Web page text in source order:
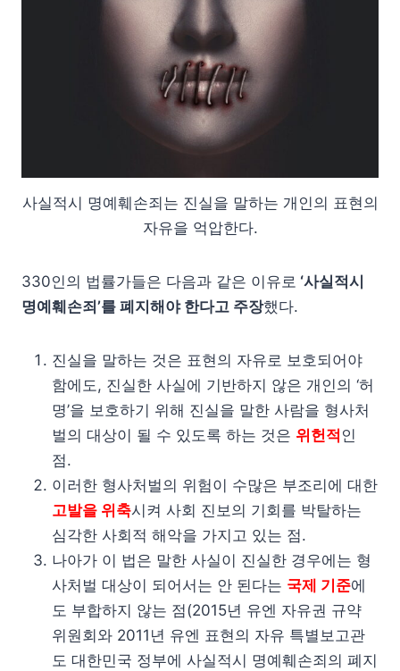
사실적시 명예훼손죄는 진실을 말하는 개인의 표현의
자유을 억압한다.
330인의 법률가들은 다음과 같은 이유로 ‘사실적시
명예훼손죄’를 폐지해야 한다고 주장했다.
진실을 말하는 것은 표현의 자유로 보호되어야
함에도, 진실한 사실에 기반하지 않은 개인의 ‘허
명’을 보호하기 위해 진실을 말한 사람을 형사처
벌의 대상이 될 수 있도록 하는 것은 위헌적 인
점.
이러한 형사처벌의 위험이 수많은 부조리에 대한
고발을 위축시켜 사회 진보의 기회를 박탈하는
심각한 사회적 해악을 가지고 있는 점.
나아가 이 법은 말한 사실이 진실한 경우에는 형
사처벌 대상이 되어서는 안 된다는 국제 기준에
도 부합하지 않는 점(2015년 유엔 자유권 규약
위원회와 2011년 유엔 표현의 자유 특별보고관
도 대한민국 정부에 사실적시 명예훼손죄의 폐지